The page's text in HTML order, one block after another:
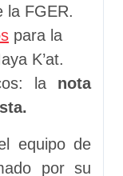
la FGER.
para la
K’at.
la nota
equipo de
por su